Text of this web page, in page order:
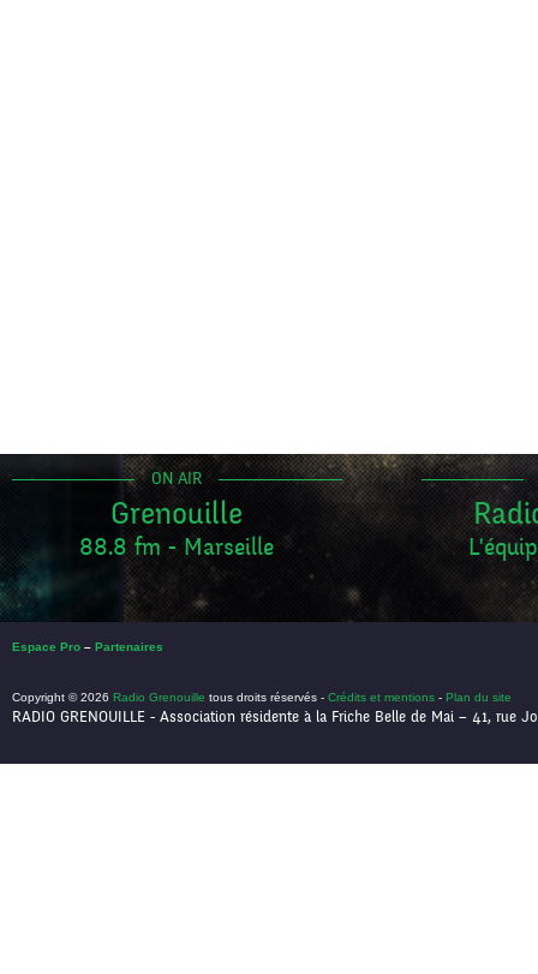
ON AIR
Grenouille
88.8 fm - Marseille
Espace Pro – Partenaires
Copyright © 2026 Radio Grenouille tous droits réservés - Crédits et mentions - Plan du site
RADIO GRENOUILLE - Association résidente à la Friche Belle de Mai – 41, rue